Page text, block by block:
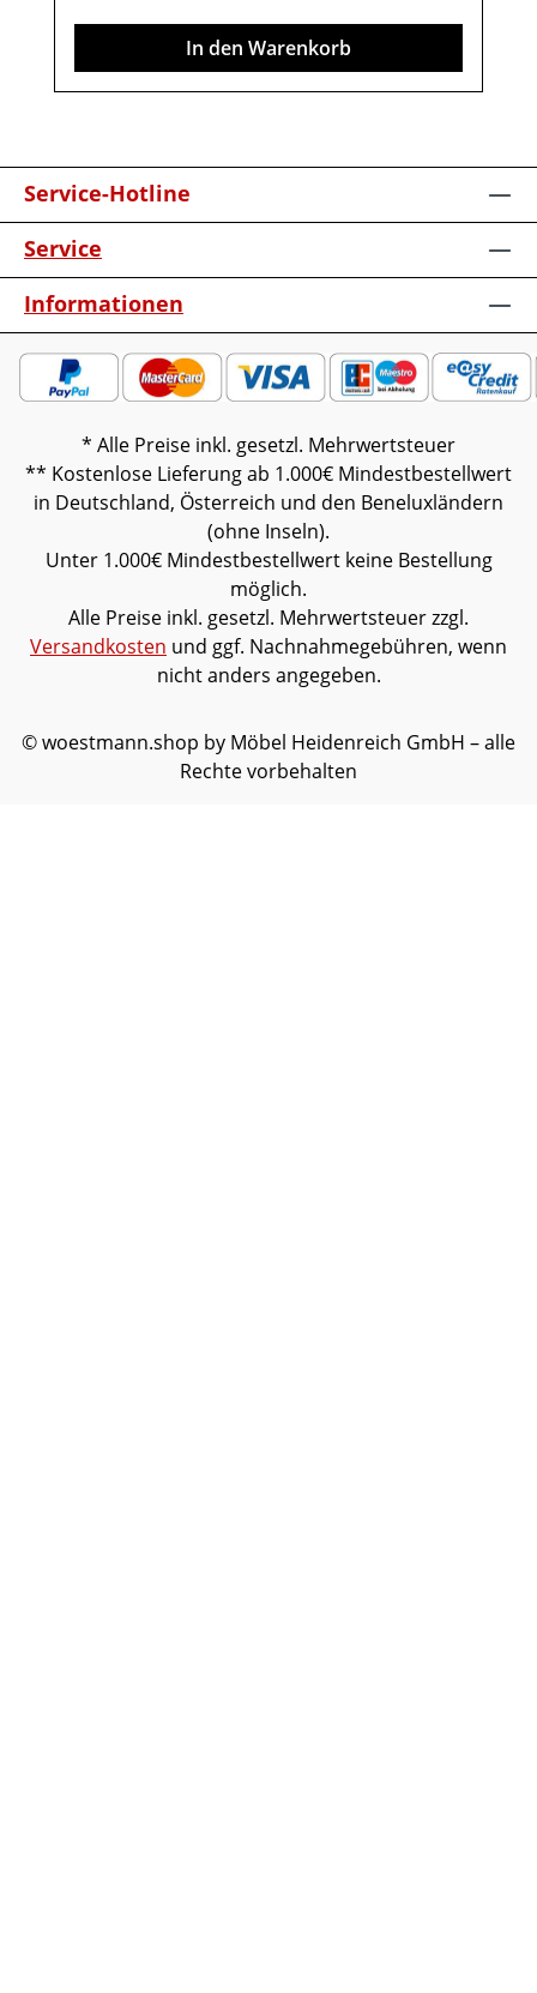
enthalten. Abbildung kann abweichen.
In den Warenkorb
Service-Hotline
Service
Informationen
* Alle Preise inkl. gesetzl. Mehrwertsteuer
** Kostenlose Lieferung ab 1.000€ Mindestbestellwert
in Deutschland, Österreich und den Beneluxländern
(ohne Inseln).
Unter 1.000€ Mindestbestellwert keine Bestellung
möglich.
Alle Preise inkl. gesetzl. Mehrwertsteuer zzgl.
Versandkosten und ggf. Nachnahmegebühren, wenn
nicht anders angegeben.
© woestmann.shop by Möbel Heidenreich GmbH – alle
Rechte vorbehalten